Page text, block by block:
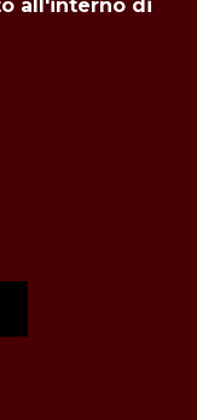
all'interno di